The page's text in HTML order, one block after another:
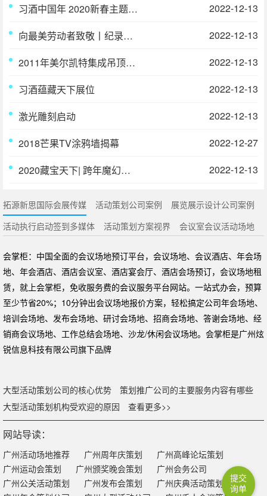
习酒中国年 2020新春主题宣传片
2022-12-13
向最美劳动者致敬丨纪录片《雪域高原酿出最美的酒》首发
2022-12-13
2011年美尔凯特集成吊顶展广州展
2022-12-13
习酒蕴藏天下展位
2022-12-13
激光雕刻启动
2022-12-13
2018芒果TV涂鸦墙揭幕
2022-12-27
2020藏宝天下| 跨年魔幻之夜
2022-12-13
拓源新思国际会展传媒 活动策划公司案例
展览展示设计公司案例
活动执行启动签到多媒体
活动策划方案视界 会议室会议活动场地
会掌柜：中国全面的会议场地预订平台，会议场地、会议酒店、年会场
地、年会酒店、酒店会议室、酒店宴会厅、酒店会场预订，会议场地租
赁，就上会掌柜，免收服务费的会议服务平台网站。一站式办会，预算
至少节省20%；10分钟出会议场地报价方案，轻松搞定公司年会场地、
培训会场地、发布会场地、研讨会场地、招商会场地、答谢会场地、经
销商会议场地、工作总结会场地、沙龙/休闲会议场地。会掌柜是广州炫
锐信息科技有限公司旗下品牌
大型活动策划公司的核心优势
策划推广公司的主要服务内容有哪些
大型活动策划机构受欢迎的原因
查看更多>>
网站导读：
广州活动场地推荐 广州周年庆策划
广州高峰论坛策划
广州运动会策划
广州颁奖晚会策划
广州会务公司
广州公关活动策划
广州发布会策划
广州庆典活动策划 提交
询单